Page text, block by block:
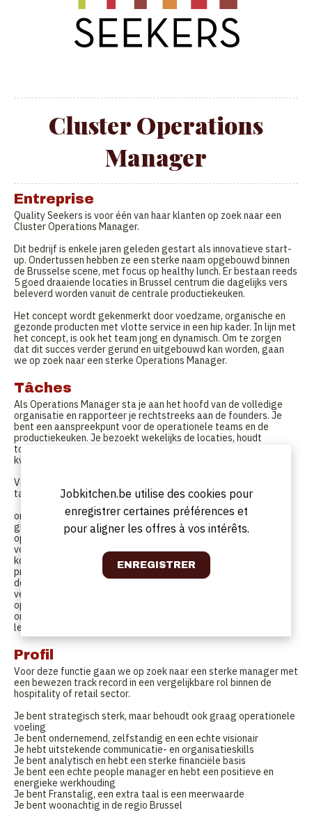
Cluster Operations
Manager
Entreprise
Quality Seekers is voor één van haar klanten op zoek naar een
Cluster Operations Manager.
Dit bedrijf is enkele jaren geleden gestart als innovatieve start-
up. Ondertussen hebben ze een sterke naam opgebouwd binnen
de Brusselse scene, met focus op healthy lunch. Er bestaan reeds
5 goed draaiende locaties in Brussel centrum die dagelijks vers
beleverd worden vanuit de centrale productiekeuken.
Het concept wordt gekenmerkt door voedzame, organische en
gezonde producten met vlotte service in een hip kader. In lijn met
het concept, is ook het team jong en dynamisch. Om te zorgen
dat dit succes verder gerund en uitgebouwd kan worden, gaan
we op zoek naar een sterke Operations Manager.
Tâches
Als Operations Manager sta je aan het hoofd van de volledige
organisatie en rapporteer je rechtstreeks aan de founders. Je
bent een aanspreekpunt voor de operationele teams en de
productiekeuken. Je bezoekt wekelijks de locaties, houdt
toezicht op de dagelijkse gang van zaken en zorgt voor
kwalitatieve en efficiënte service.
Verder vallen volgende verantwoordelijkheden binnen jouw
takenpakket:
ontwikkelen en implementeren van strategische doelen om de
groei verder uit te zetten
opleiden, coachen en inspireren van de teams
volledige verantwoordelijkheid over P&L, budgetplanning en
kostenbeheersing
productinnovatie, implementatie en communicatie hierover naar
de teams
verantwoordelijkheid over kwaliteit, food safety, HACCP en
opvolging van de productie
onderhouden en opbouwen van partnerships met investeerders,
leveranciers en partners
Profil
Voor deze functie gaan we op zoek naar een sterke manager met
een bewezen track record in een vergelijkbare rol binnen de
hospitality of retail sector.
Je bent strategisch sterk, maar behoudt ook graag operationele
voeling
Je bent ondernemend, zelfstandig en een echte visionair
Je hebt uitstekende communicatie- en organisatieskills
Je bent analytisch en hebt een sterke financiële basis
Je bent een echte people manager en hebt een positieve en
energieke werkhouding
Je bent Franstalig, een extra taal is een meerwaarde
Je bent woonachtig in de regio Brussel
Jobkitchen.be utilise des cookies pour
enregistrer certaines préférences et
pour aligner les offres à vos intérêts.